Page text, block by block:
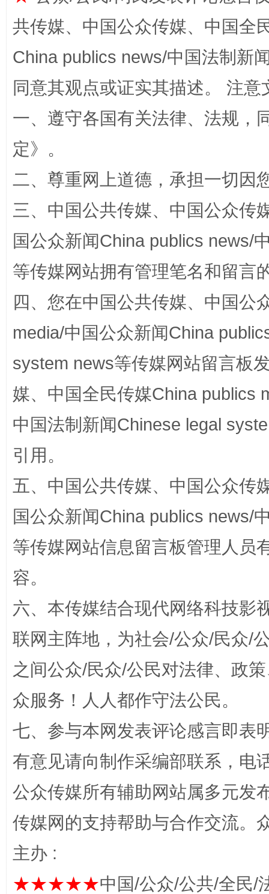
解纷+调解+退费，一次搞定
漫山遍野的桃花与雪山、麦地、白藏房 除
网上购药对药下症？
共传媒、中国公众传媒、中国全
China publics news/中国法制新
同意其观点或证实其描述。 注
一、遵守各国有关法律、法规，
定》。
二、尊重网上道德，承担一切因
三、中国公共传媒、中国公众传
国公众新闻China publics news/
等传媒网站拥有管理笔名和留言
四、您在中国公共传媒、中国公
media/中国公众新闻China
system news等传媒网站留言板
媒、中国全民传媒China publics
中国法制新闻Chinese legal
引用。
五、中国公共传媒、中国公众传
国公众新闻China publics news/
等传媒网站信息留言板管理人员
容。
六、本传媒结合现代网络科技影
联网主阵地，为社会/公众/民众/
之间公众/民众/公民对法律、政
众服务！人人都作守法公民。
七、参与本网发表评论感言即表
有意见请向制作采编部联系，电
公众传媒所有辅助网站属多元发
传媒网的支持帮助与合作交流。
主办 :
★★★★★中国/公众/公共/全民/